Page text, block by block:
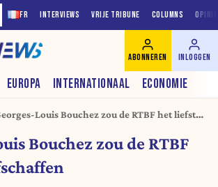
FR INTERVIEWS VRIJE TRIBUNE COLUMNS
EUROPA INTERNATIONAAL ECONOMIE
ABONNEREN INLOGGEN
Louis Bouchez zou de RTBF het liefst
Bouchez zou de RTBF